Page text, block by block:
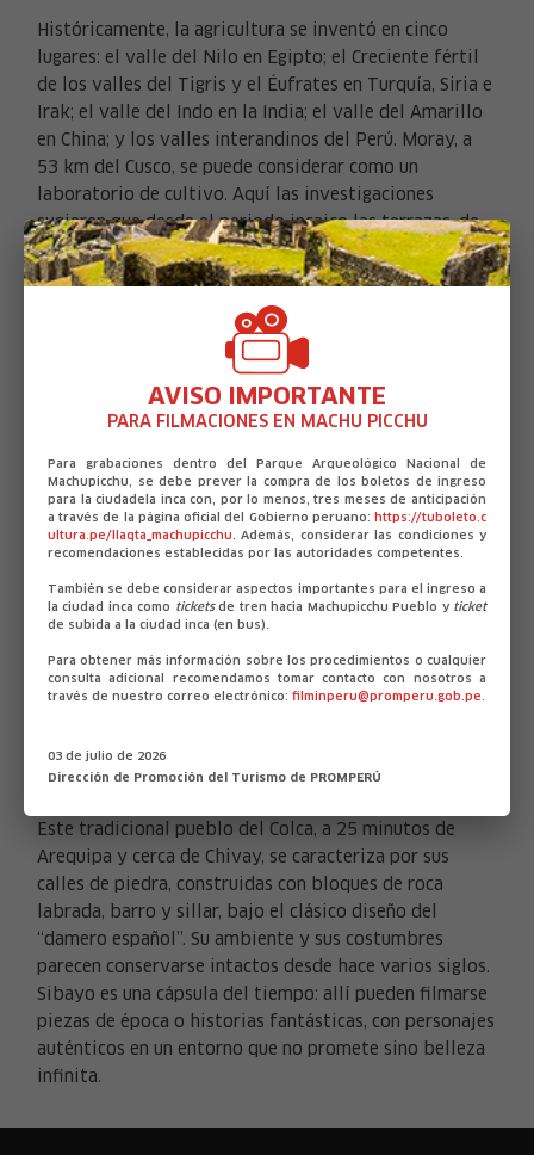
AVISO IMPORTANTE
PARA FILMACIONES EN MACHU PICCHU
Para grabaciones dentro del Parque Arqueológico Nacional de
Machupicchu, se debe prever la compra de los boletos de ingreso
para la ciudadela inca con, por lo menos, tres meses de anticipación
a través de la página oficial del Gobierno peruano: https://tuboleto.c
ultura.pe/llaqta_machupicchu . Además, considerar las condiciones y
recomendaciones establecidas por las autoridades competentes.
También se debe considerar aspectos importantes para el ingreso a
la ciudad inca como ticketsde tren hacia Machupicchu Pueblo y ticket
de subida a la ciudad inca (en bus).
Para obtener más información sobre los procedimientos o cualquier
consulta adicional recomendamos tomar contacto con nosotros a
través de nuestro correo electrónico: filminperu@promperu.gob.pe .
03 de julio de 2026
Dirección de Promoción del Turismo de PROMPERÚ
X
Históricamente, la agricultura se inventó en cinco
lugares: el valle del Nilo en Egipto; el Creciente fértil
de los valles del Tigris y el Éufrates en Turquía, Siria e
Irak; el valle del Indo en la India; el valle del Amarillo
en China; y los valles interandinos del Perú. Moray, a
53 km del Cusco, se puede considerar como un
laboratorio de cultivo. Aquí las investigaciones
sugieren que desde el periodo incaico las terrazas, de
hasta 100 metros de profundidad, crean microclimas
que permiten estudiar las mejores formas de
alimentar al imperio. Excelente para agregar realismo
a un relato histórico de época.
SIBAYO
Este tradicional pueblo del Colca, a 25 minutos de
Arequipa y cerca de Chivay, se caracteriza por sus
calles de piedra, construidas con bloques de roca
labrada, barro y sillar, bajo el clásico diseño del
“damero español”. Su ambiente y sus costumbres
parecen conservarse intactos desde hace varios siglos.
Sibayo es una cápsula del tiempo: allí pueden filmarse
piezas de época o historias fantásticas, con personajes
auténticos en un entorno que no promete sino belleza
infinita.